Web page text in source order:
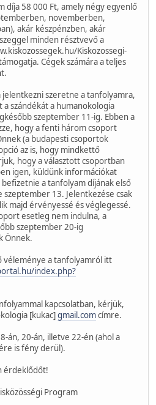
díja 58 000 Ft, amely négy egyenlő
novemberben,
akár készpénzben, akár
minden résztvevő a
Kiskozossegi-
Cégek számára a teljes
jelentkezni szeretne a tanfolyamra,
szándékát a humanokologia
szeptember 11-ig. Ebben a
hogy a fenti három csoport
(a budapesti csoportok
az is, hogy mindkettő
hogy a választott csoportban
igen, küldünk információkat
a tanfolyam díjának első
13. Jelentkezése csak
majd érvényessé és véglegessé.
esetleg nem indulna, a
szeptember 20-ig
Önnek.
véleménye a tanfolyamról itt
index.php?
kapcsolatban, kérjük,
[kukac]gmail.comcímre.
án, 20-án, illetve 22-én (ahol a
is fény derül).
érdeklődőt!
Program